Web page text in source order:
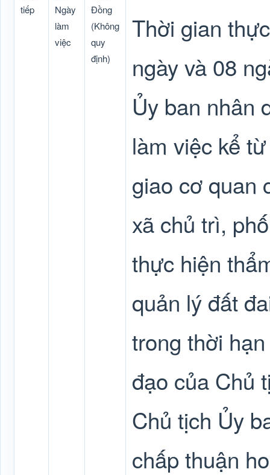
tiếp
Ngày
làm
việc
Đồng
(Không
quy
định)
Thời gian
ngày và 08
Ủy ban nhân
làm việc kể
giao cơ quan
xã chủ trì,
thực hiện
quản lý đất
trong thời
đạo của Chủ
Chủ tịch Ủy
chấp thuận